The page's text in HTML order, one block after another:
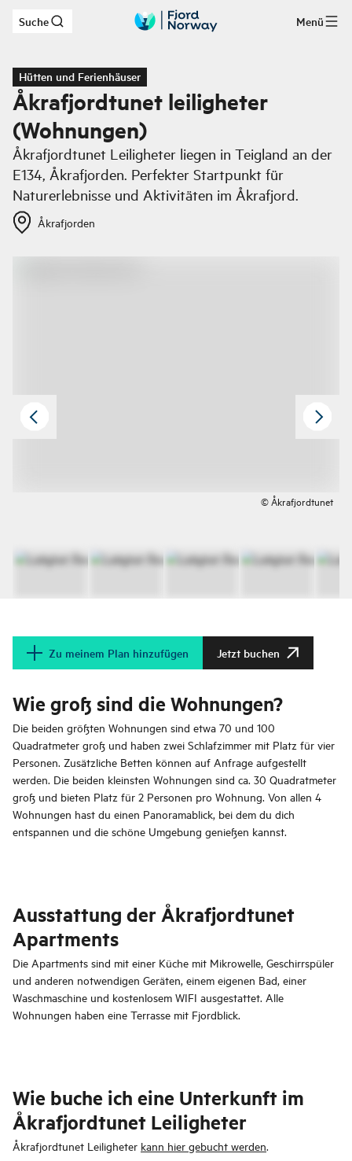
Zum Hauptinhalt
Suche Menü
Hütten und Ferienhäuser
Åkrafjordtunet leiligheter
(Wohnungen)
Åkrafjordtunet Leiligheter liegen in Teigland an der
E134, Åkrafjorden. Perfekter Startpunkt für
Naturerlebnisse und Aktivitäten im Åkrafjord.
Åkrafjorden
© Åkrafjordtunet
Zu meinem Plan hinzufügen Jetzt buchen
Wie groß sind die Wohnungen?
Die beiden größten Wohnungen sind etwa 70 und 100
Quadratmeter groß und haben zwei Schlafzimmer mit Platz für vier
Personen. Zusätzliche Betten können auf Anfrage aufgestellt
werden. Die beiden kleinsten Wohnungen sind ca. 30 Quadratmeter
groß und bieten Platz für 2 Personen pro Wohnung. Von allen 4
Wohnungen hast du einen Panoramablick, bei dem du dich
entspannen und die schöne Umgebung genießen kannst.
Ausstattung der Åkrafjordtunet
Apartments
Die Apartments sind mit einer Küche mit Mikrowelle, Geschirrspüler
und anderen notwendigen Geräten, einem eigenen Bad, einer
Waschmaschine und kostenlosem WIFI ausgestattet. Alle
Wohnungen haben eine Terrasse mit Fjordblick.
Wie buche ich eine Unterkunft im
Åkrafjordtunet Leiligheter
Åkrafjordtunet Leiligheter kann hier gebucht werden.